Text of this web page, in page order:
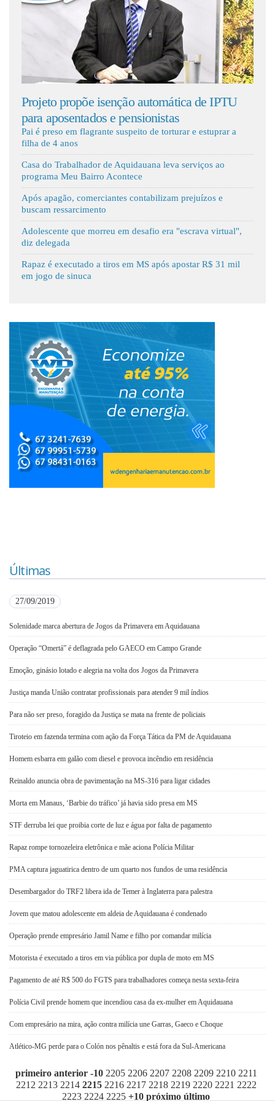
Fale Conosco
propõe isenção automática de IPTU
aposentados e pensionistas
Pai é preso em flagrante suspeito de torturar e estuprar a
filha de 4 anos
Casa do Trabalhador de Aquidauana leva serviços ao
programa Meu Bairro Acontece
Após apagão, comerciantes contabilizam prejuízos e
buscam ressarcimento
Adolescente que morreu em desafio era "escrava virtual",
diz delegada
Rapaz é executado a tiros em MS após apostar R$ 31 mil
em jogo de sinuca
Últimas
27/09/2019
Solenidade marca abertura de Jogos da Primavera em Aquidauana
Operação “Omertá” é deflagrada pelo GAECO em Campo Grande
Emoção, ginásio lotado e alegria na volta dos Jogos da Primavera
Justiça manda União contratar profissionais para atender 9 mil índios
Para não ser preso, foragido da Justiça se mata na frente de policiais
Tiroteio em fazenda termina com ação da Força Tática da PM de Aquidauana
Homem esbarra em galão com diesel e provoca incêndio em residência
Reinaldo anuncia obra de pavimentação na MS-316 para ligar cidades
Morta em Manaus, ‘Barbie do tráfico’ já havia sido presa em MS
STF derruba lei que proibia corte de luz e água por falta de pagamento
Rapaz rompe tornozeleira eletrônica e mãe aciona Polícia Militar
PMA captura jaguatirica dentro de um quarto nos fundos de uma residência
Desembargador do TRF2 libera ida de Temer à Inglaterra para palestra
Jovem que matou adolescente em aldeia de Aquidauana é condenado
Operação prende empresário Jamil Name e filho por comandar milícia
Motorista é executado a tiros em via pública por dupla de moto em MS
Pagamento de até R$ 500 do FGTS para trabalhadores começa nesta sexta-feira
Polícia Civil prende homem que incendiou casa da ex-mulher em Aquidauana
Com empresário na mira, ação contra milícia une Garras, Gaeco e Choque
Atlético-MG perde para o Colón nos pênaltis e está fora da Sul-Americana
primeiro anterior -10 2205 2206 2207 2208 2209 2210 2211
2212 2213 2214 2215 2216 2217 2218 2219 2220 2221 2222
2223 2224 2225 +10 próximo último